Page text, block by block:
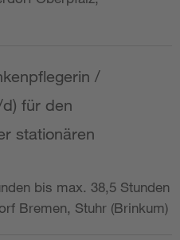
/
für den
stationären
bis max. 38,5 Stunden
Bremen, Stuhr (Brinkum)